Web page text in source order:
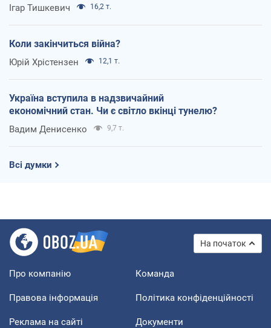
Ігар Тишкевич 16,2 т.
Коли закінчиться війна?
Юрій Хрістензен 12,1 т.
Україна вступила в надзвичайний
економічний стан. Чи є світло вкінці тунелю?
Вадим Денисенко 9,7 т.
Всі думки
На початок
Про компанію Команда
Правова інформація Політика конфіденційності
Реклама на сайті Документи